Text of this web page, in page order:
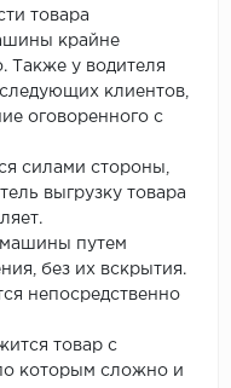
товара
крайне
Также у водителя
клиентов,
оговоренного с
силами стороны,
выгрузку товара
машины путем
без их вскрытия.
непосредственно
товар с
которым сложно и